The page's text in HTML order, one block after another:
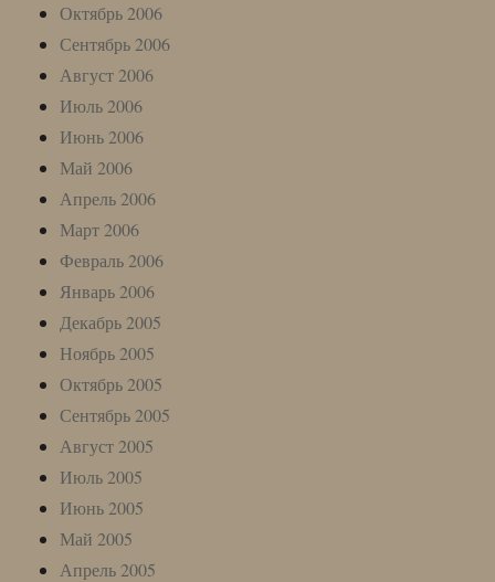
Октябрь 2006
Сентябрь 2006
Август 2006
Июль 2006
Июнь 2006
Май 2006
Апрель 2006
Март 2006
Февраль 2006
Январь 2006
Декабрь 2005
Ноябрь 2005
Октябрь 2005
Сентябрь 2005
Август 2005
Июль 2005
Июнь 2005
Май 2005
Апрель 2005